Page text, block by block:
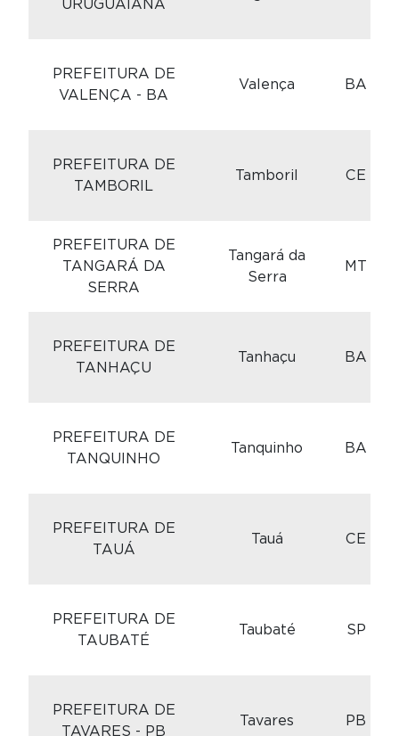
URUGUAIANA
PREFEITURA DE
VALENÇA - BA
Valença BA
PREFEITURA DE
TAMBORIL
Tamboril CE
PREFEITURA DE
TANGARÁ DA
SERRA
Tangará da
Serra
MT
PREFEITURA DE
TANHAÇU
Tanhaçu BA
PREFEITURA DE
TANQUINHO
Tanquinho BA
PREFEITURA DE
TAUÁ
Tauá CE
PREFEITURA DE
TAUBATÉ
Taubaté SP
PREFEITURA DE
TAVARES - PB
Tavares PB